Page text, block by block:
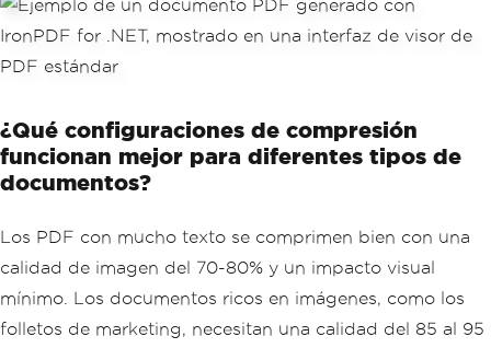
¿Qué configuraciones de compresión
funcionan mejor para diferentes tipos de
documentos?
Los PDF con mucho texto se comprimen bien con una
calidad de imagen del 70-80% y un impacto visual
mínimo. Los documentos ricos en imágenes, como los
folletos de marketing, necesitan una calidad del 85 al 95